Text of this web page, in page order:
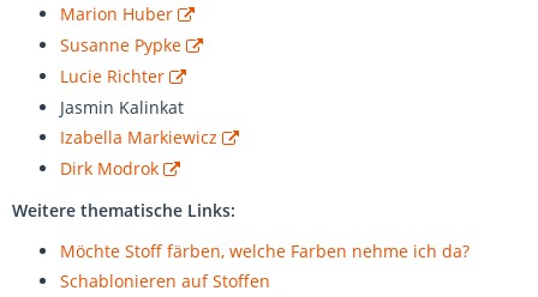
Marion Huber
Susanne Pypke
Lucie Richter
Jasmin Kalinkat
Izabella Markiewicz
Dirk Modrok
Weitere thematische Links:
Möchte Stoff färben, welche Farben nehme ich da?
Schablonieren auf Stoffen